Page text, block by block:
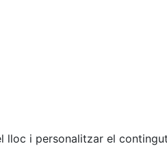
i personalitzar el